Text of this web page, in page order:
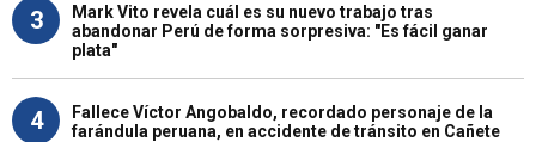
3
Mark Vito revela cuál es su nuevo trabajo tras
abandonar Perú de forma sorpresiva: "Es fácil ganar
plata"
4
Fallece Víctor Angobaldo, recordado personaje de la
farándula peruana, en accidente de tránsito en Cañete